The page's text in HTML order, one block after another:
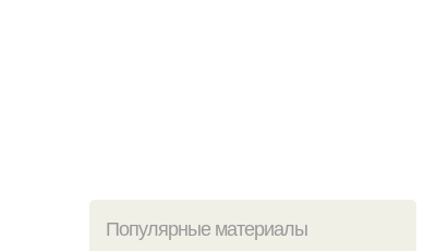
Популярные материалы